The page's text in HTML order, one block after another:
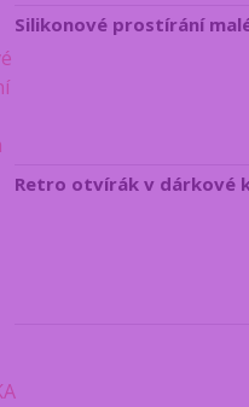
Silikonové prostírání
Retro otvírák v dárkové